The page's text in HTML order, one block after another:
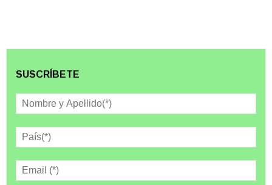
SUSCRÍBETE